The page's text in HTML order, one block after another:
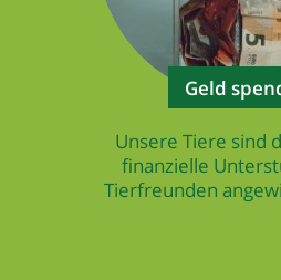
Geld
Unsere Tiere sind
finanzielle
Tierfreunden